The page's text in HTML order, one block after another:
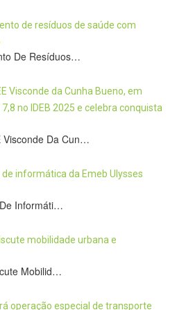
De Resíduos…
Visconde Da Cun…
Informáti…
Mobilid…